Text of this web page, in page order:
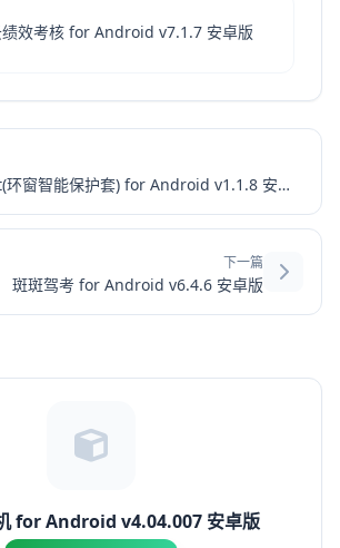
效考核 for Android v7.1.7 安卓版
Loop Jacket(环窗智能保护套) for Android v1.1.8 安卓版
下一篇
斑斑驾考 for Android v6.4.6 安卓版
for Android v4.04.007 安卓版